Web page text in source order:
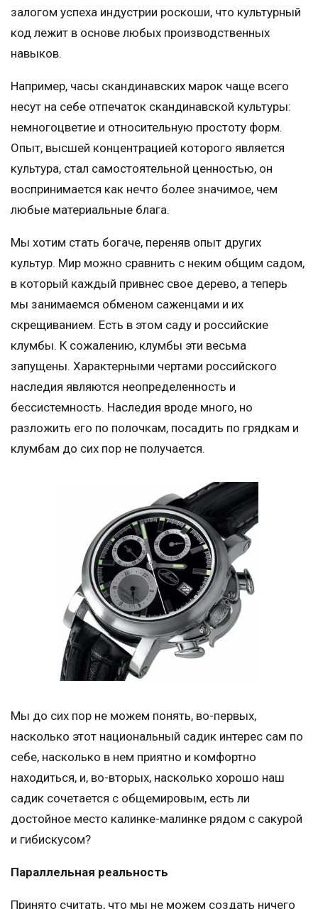
залогом успеха индустрии роскоши, что культурный
код лежит в основе любых производственных
навыков.
Например, часы скандинавских марок чаще всего
несут на себе отпечаток скандинавской культуры:
немногоцветие и относительную простоту форм.
Опыт, высшей концентрацией которого является
культура, стал самостоятельной ценностью, он
воспринимается как нечто более значимое, чем
любые материальные блага.
Мы хотим стать богаче, переняв опыт других
культур. Мир можно сравнить с неким общим садом,
в который каждый привнес свое дерево, а теперь
мы занимаемся обменом саженцами и их
скрещиванием. Есть в этом саду и российские
клумбы. К сожалению, клумбы эти весьма
запущены. Характерными чертами российского
наследия являются неопределенность и
бессистемность. Наследия вроде много, но
разложить его по полочкам, посадить по грядкам и
клумбам до сих пор не получается.
Мы до сих пор не можем понять, во-первых,
насколько этот национальный садик интерес сам по
себе, насколько в нем приятно и комфортно
находиться, и, во-вторых, насколько хорошо наш
садик сочетается с общемировым, есть ли
достойное место калинке-малинке рядом с сакурой
и гибискусом?
Параллельная реальность
Принято считать, что мы не можем создать ничего